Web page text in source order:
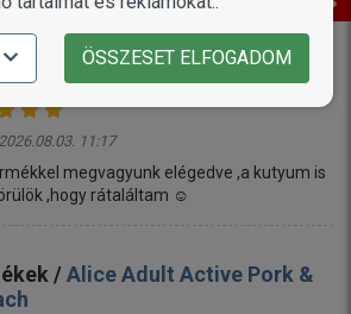
/
Petosan ujjra húzható
kendő
11:17
megvagyunk elégedve ,a kutyum is
,hogy rátaláltam ☺️
/Alice Adult Active Pork &
ÖSSZESET ELFOGADOM